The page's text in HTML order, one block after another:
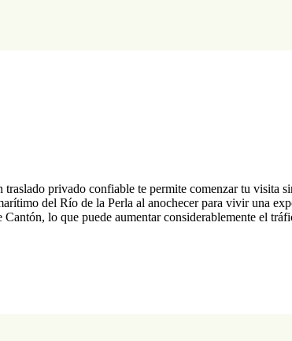
privado confiable te permite comenzar tu visita
del Río de la Perla al anochecer para vivir una
lo que puede aumentar considerablemente el